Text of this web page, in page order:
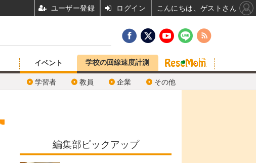
イベント
学習者 教員 企業 その他
学校の回線速度計測
編集部ピックアップ
ユーザー登録 ログイン こんにちは、ゲストさん